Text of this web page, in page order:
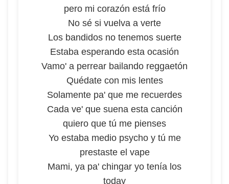
pero mi corazón está frío
No sé si vuelva a verte
Los bandidos no tenemos suerte
Estaba esperando esta ocasión
Vamo' a perrear bailando reggaetón
Quédate con mis lentes
Solamente pa' que me recuerdes
Cada ve' que suena esta canción
quiero que tú me pienses
Yo estaba medio psycho y tú me
prestaste el vape
Mami, ya pa' chingar yo tenía los
today